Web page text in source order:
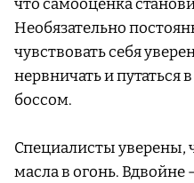
что самооценка
Необязательно
чувствовать себя
нервничать и путаться
боссом.
Специалисты уверены,
масла в огонь. Вдвойне